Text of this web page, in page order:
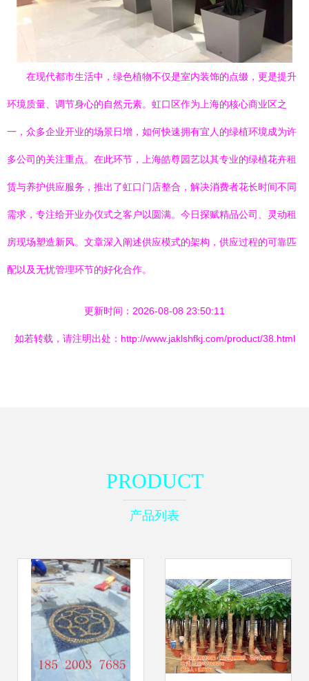
在现代都市生活中，绿色植物不仅是室内装饰的点缀，更是提升
环境质量、调节身心的自然元素。虹口区作为上海的核心商业区之
一，众多企业开业的场景日增，如何快速拥有宜人的绿植环境成为许
多公司的关注重点。在此环节，上海皓尊园艺以其专业的绿植花卉租
赁与养护供应服务，推出了虹口门店整合，解决消费者花长时间不同
需求，专注给开业办仪式之客户以圆满。今日探赋精品公司、灵动租
房现场塑造新风。文章深入阐述供应模式的架构，供应过程的可靠匹
配以及无忧管理环节的好化合作。
更新时间：2026-08-08 23:50:11
如若转载，请注明出处：http://www.jaklshfkj.com/product/38.html
PRODUCT
产品列表